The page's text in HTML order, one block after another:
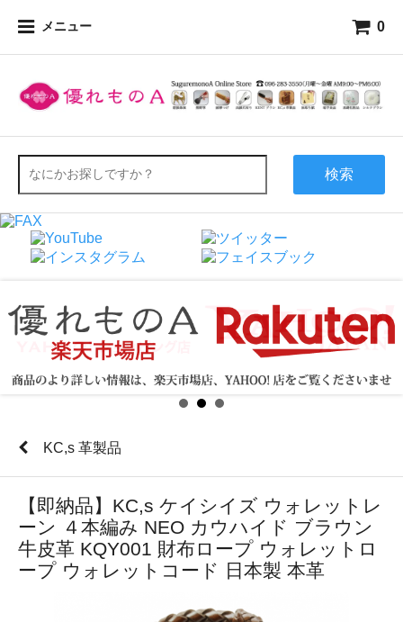
メニュー 0
検索
KC,s 革製品
【即納品】KC,s ケイシイズ ウォレットレ
ーン ４本編み NEO カウハイド ブラウン
牛皮革 KQY001 財布ロープ ウォレットロ
ープ ウォレットコード 日本製 本革